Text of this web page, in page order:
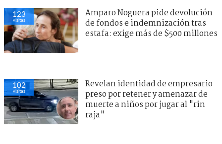
123
visitas
Amparo Noguera pide devolución
de fondos e indemnización tras
estafa: exige más de $500 millones
102
visitas
Revelan identidad de empresario
preso por retener y amenazar de
muerte a niños por jugar al "rin
raja"